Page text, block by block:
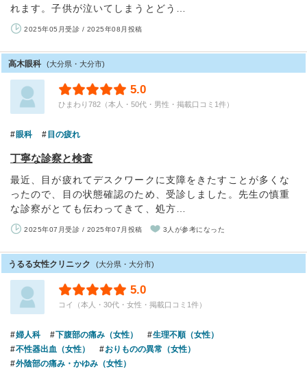
れます。子供が泣いてしまうとどう…
2025年05月受診 / 2025年08月投稿
高木眼科 (大分県・大分市)
5.0
ひまわり782（本人・50代・男性・掲載口コミ1件）
眼科 目の疲れ
丁寧な診察と検査
最近、目が疲れてデスクワークに支障をきたすことが多くな
ったので、目の状態確認のため、受診しました。先生の慎重
な診察がとても伝わってきて、処方…
2025年07月受診 / 2025年07月投稿 3人が参考になった
うるる女性クリニック (大分県・大分市)
5.0
コイ（本人・30代・女性・掲載口コミ1件）
婦人科 下腹部の痛み（女性）
生理不順（女性）
不性器出血（女性）
おりものの異常（女性）
外陰部の痛み・かゆみ（女性）